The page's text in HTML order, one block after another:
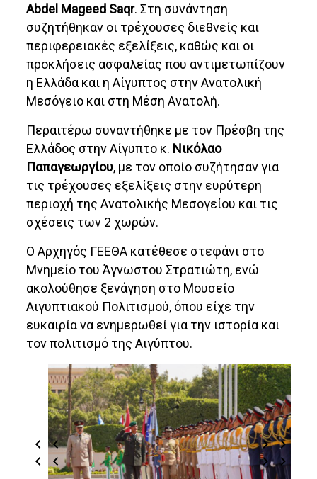
Abdel Mageed Saqr. Στη συνάντηση
συζητήθηκαν οι τρέχουσες διεθνείς και
περιφερειακές εξελίξεις, καθώς και οι
προκλήσεις ασφαλείας που αντιμετωπίζουν
η Ελλάδα και η Αίγυπτος στην Ανατολική
Μεσόγειο και στη Μέση Ανατολή.
Περαιτέρω συναντήθηκε με τον Πρέσβη της
Ελλάδος στην Αίγυπτο κ. Νικόλαο
Παπαγεωργίου, με τον οποίο συζήτησαν για
τις τρέχουσες εξελίξεις στην ευρύτερη
περιοχή της Ανατολικής Μεσογείου και τις
σχέσεις των 2 χωρών.
Ο Αρχηγός ΓΕΕΘΑ κατέθεσε στεφάνι στο
Μνημείο του Άγνωστου Στρατιώτη, ενώ
ακολούθησε ξενάγηση στο Μουσείο
Αιγυπτιακού Πολιτισμού, όπου είχε την
ευκαιρία να ενημερωθεί για την ιστορία και
τον πολιτισμό της Αιγύπτου.